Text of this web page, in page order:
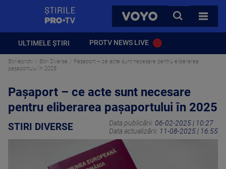
VOYO
CAUTA
TOATE
ULTIMELE ȘTIRI PROTV NEWS LIVE
Stirileprotv Stiri Diverse
Pașaport – ce acte sunt necesare pentru eliberarea
pașaportului în 2025
Pașaport – ce acte sunt necesare
pentru eliberarea pașaportului în 2025
STIRI DIVERSE Data publicării: 06-02-2025 | 10:27
Data actualizării: 11-08-2025 | 16:55